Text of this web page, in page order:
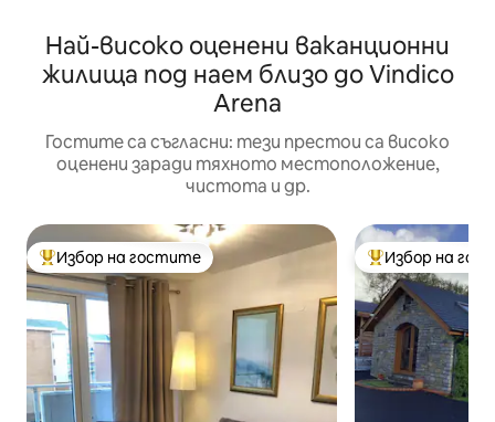
Най-високо оценени ваканционни
жилища под наем близо до Vindico
Arena
Гостите са съгласни: тези престои са високо
оценени заради тяхното местоположение,
чистота и др.
Най-популярен избор на гостите
Избор на гостите Най-популярен
Избор на